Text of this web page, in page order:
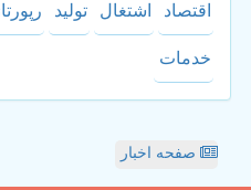
اقتصاد اشتغال تولید
خدمات
صفحه اخبار